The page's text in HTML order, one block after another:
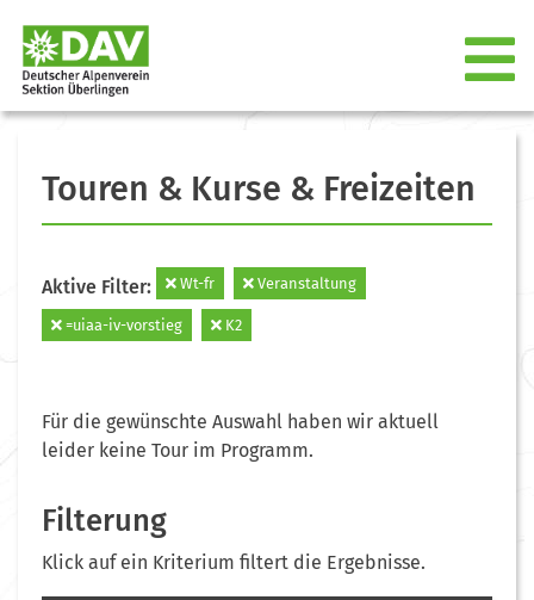
Touren & Kurse & Freizeiten
Aktive Filter: Wt-fr Veranstaltung
=uiaa-iv-vorstieg K2
Für die gewünschte Auswahl haben wir aktuell
leider keine Tour im Programm.
Filterung
Klick auf ein Kriterium filtert die Ergebnisse.